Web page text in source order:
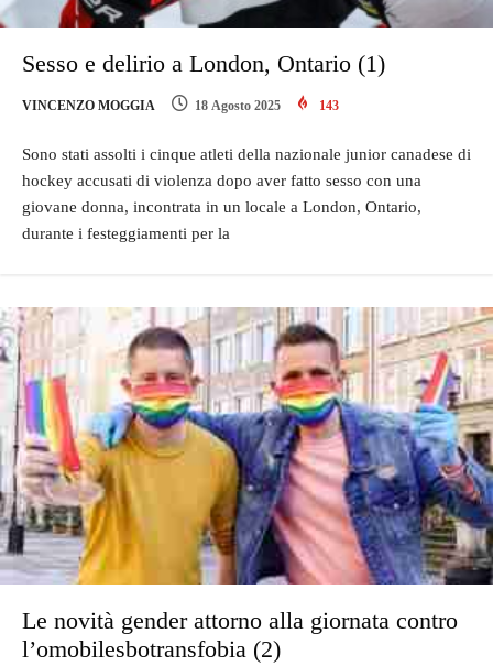
Sesso e delirio a London, Ontario (1)
VINCENZO MOGGIA 18 Agosto 2025 143
Sono stati assolti i cinque atleti della nazionale junior canadese di
hockey accusati di violenza dopo aver fatto sesso con una
giovane donna, incontrata in un locale a London, Ontario,
durante i festeggiamenti per la
Le novità gender attorno alla giornata contro
l’omobilesbotransfobia (2)